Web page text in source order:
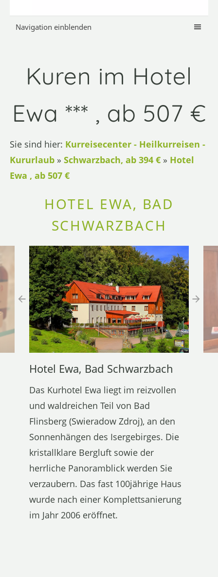
Navigation einblenden
Kuren im Hotel
Ewa *** , ab 507 €
Sie sind hier: Kurreisecenter - Heilkurreisen -
Kururlaub » Schwarzbach, ab 394 € » Hotel
Ewa , ab 507 €
HOTEL EWA, BAD
SCHWARZBACH
Hotel Ewa, Bad Schwarzbach
Das Kurhotel Ewa liegt im reizvollen
und waldreichen Teil von Bad
Flinsberg (Swieradow Zdroj), an den
Sonnenhängen des Isergebirges. Die
kristallklare Bergluft sowie der
herrliche Panoramblick werden Sie
verzaubern. Das fast 100jährige Haus
wurde nach einer Komplettsanierung
im Jahr 2006 eröffnet.